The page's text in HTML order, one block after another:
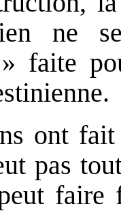
ne
faite
ont
pas
faire